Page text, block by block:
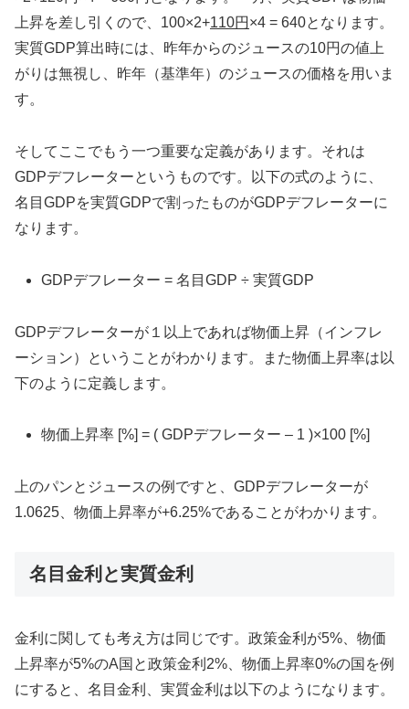
上昇を差し引くので、100×2+110円 ×4 = 640となります。
実質GDP算出時には、昨年からのジュースの10円の値上
がりは無視し、昨年（基準年）のジュースの価格を用いま
す。
そしてここでもう一つ重要な定義があります。それは
GDPデフレーターというものです。以下の式のように、
名目GDPを実質GDPで割ったものがGDPデフレーターに
なります。
GDPデフレーター = 名目GDP ÷ 実質GDP
GDPデフレーターが１以上であれば物価上昇（インフレ
ーション）ということがわかります。また物価上昇率は以
下のように定義します。
物価上昇率 [%] = ( GDPデフレーター – 1 )×100 [%]
上のパンとジュースの例ですと、GDPデフレーターが
1.0625、物価上昇率が+6.25%であることがわかります。
名目金利と実質金利
金利に関しても考え方は同じです。政策金利が5%、物価
上昇率が5%のA国と政策金利2%、物価上昇率0%の国を例
にすると、名目金利、実質金利は以下のようになります。